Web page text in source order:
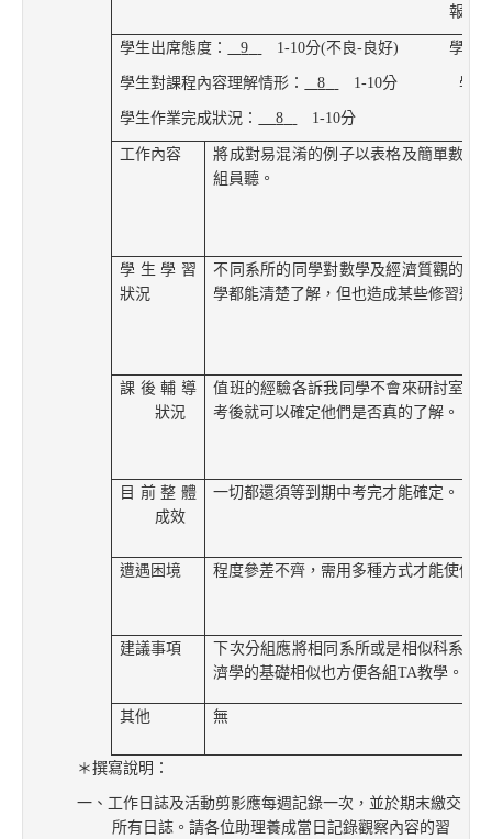
報告
學生出席態度： 9 1-10分(不良- 良好) 學生上
學生對課程內容理解情形： 8 1-10分 學生與授
學生作業完成狀況： 8 1-10分
工作內容
將成對易混淆的例子以表格及簡單數學
組員聽。
學生學習
狀況
不同系所的同學對數學及經濟質觀的敏
學都能清楚了解，但也造成某些修習過
課後輔導
狀況
值班的經驗各訴我同學不會來研討室發
考後就可以確定他們是否真的了解。
目前整體
成效
一切都還須等到期中考完才能確定。
遭遇困境 程度參差不齊，需用多種方式才能使他
建議事項
下次分組應將相同系所或是相似科系
濟學的基礎相似也方便各組TA教學。
其他 無
＊撰寫說明：
一、工作日誌及活動剪影應每週記錄一次，並於期末繳交
所有日誌。請各位助理養成當日記錄觀察內容的習